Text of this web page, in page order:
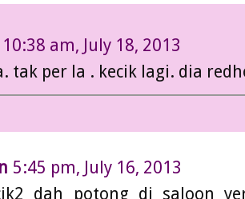
10:38 am, July 18, 2013
tak per la . kecik lagi. dia
5:45 pm, July 16, 2013
dah potong di saloon